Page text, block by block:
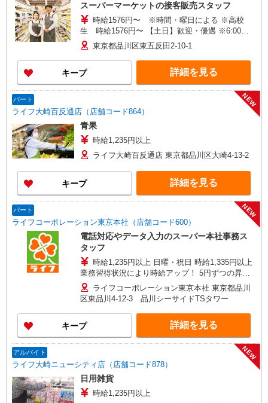
スーパーマーケットの接客販売スタッフ
時給1576円〜 ※時間・曜日による ※高校
生 時給1576円〜 【土日】歓迎・優遇 ※6:00〜
8:00 時給＋200円 ※22:00以降 基本時給より
25％UP
東京都品川区東五反田2-10-1
キープ 詳細を見る
パート
ライフ大崎百反通店（店舗コード864）
NEW
青果
時給1,235円以上
ライフ大崎百反通店 東京都品川区大崎4-13-2
キープ 詳細を見る
パート
ライフコーポレーション東京本社（店舗コード600）
NEW
電話対応やデータ入力のスーパー本社事務ス
タッフ
時給1,235円以上 日曜・祝日 時給1,335円以上
業務習得状況により時給アップ！ 5円ずつの昇給
ステップで最大200円加給！
ライフコーポレーション東京本社 東京都品川
区東品川4-12-3 品川シーサイドTSタワー
キープ 詳細を見る
アルバイト
ライフ大崎ニューシティ店（店舗コード878）
NEW
日用雑貨
時給1,235円以上